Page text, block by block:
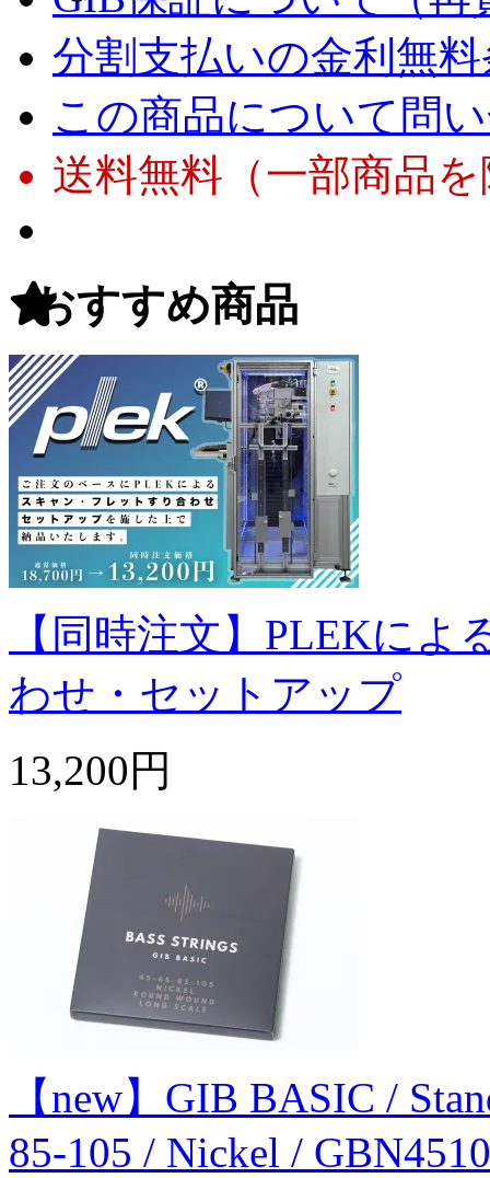
分割支払いの金利無
この商品について問
送料無料（一部商品
おすすめ商品
【同時注文】PLEKに
わせ・セットアップ
13,200円
【new】GIB BASIC /
85-105 / Nickel /